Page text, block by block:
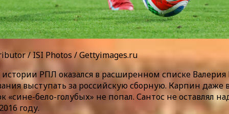
/ ISI Photos / Gettyimages.ru
РПЛ оказался в расширенном списке Валерия
выступать за российскую сборную. Карпин даже
«сине-бело-голубых» не попал. Сантос не оставлял
году.